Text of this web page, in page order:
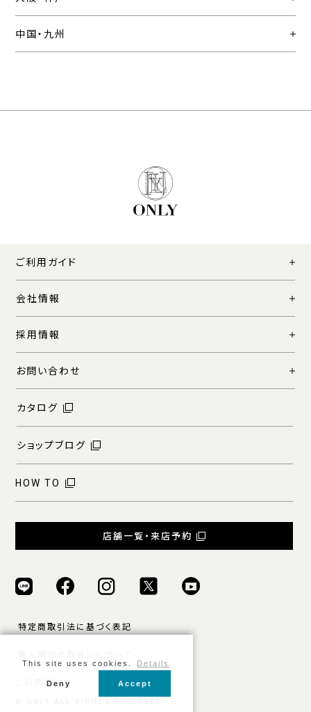
中国・九州
ご利用ガイド
会社情報
採用情報
お問い合わせ
カタログ
ショップブログ
HOW TO
店舗一覧・来店予約
特定商取引法に基づく表記
ご利用規約
This site uses cookies. Details
Deny Accept